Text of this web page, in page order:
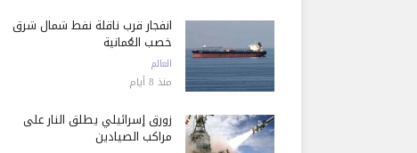
انفجار قرب ناقلة نفط شمال شرق
خصب العُمانية
العالم
منذ 8 أيام
زورق إسرائيلي يطلق النار على
مراكب الصيادين